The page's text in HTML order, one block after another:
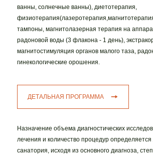
ванны, солнечные ванны), диетотерапия,
тампоны, магнитолазерная терапия на
радоновой воды (3 флакона - 1 день),
магнитостимуляция органов малого таза,
гинекологические орошения.
ДЕТАЛЬНАЯ ПРОГРАММА
Назначение объема диагностических
лечения и количество процедур
санатория, исходя из основного диагноза,